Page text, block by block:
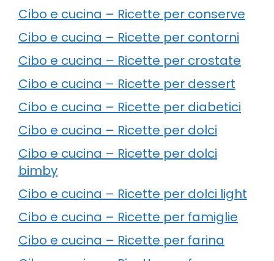
Cibo e cucina – Ricette per conserve
Cibo e cucina – Ricette per contorni
Cibo e cucina – Ricette per crostate
Cibo e cucina – Ricette per dessert
Cibo e cucina – Ricette per diabetici
Cibo e cucina – Ricette per dolci
Cibo e cucina – Ricette per dolci
bimby
Cibo e cucina – Ricette per dolci light
Cibo e cucina – Ricette per famiglie
Cibo e cucina – Ricette per farina